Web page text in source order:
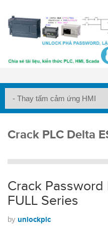
Crack PLC Delta
Crack Password
FULL Series
by unlockplc